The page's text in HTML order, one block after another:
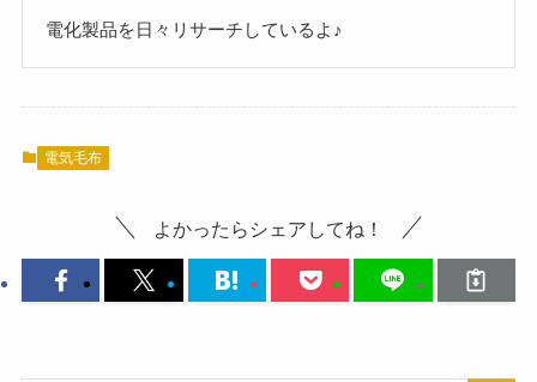
電化製品を日々リサーチしているよ♪
電気毛布
よかったらシェアしてね！